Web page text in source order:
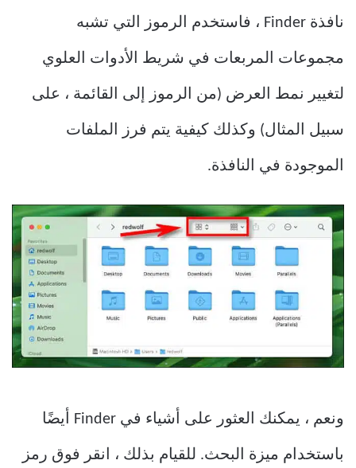
نافذة Finder ، فاستخدم الرموز التي تشبه
مجموعات المربعات في شريط الأدوات العلوي
لتغيير نمط العرض (من الرموز إلى القائمة ، على
سبيل المثال) وكذلك كيفية يتم فرز الملفات
الموجودة في النافذة.
ونعم ، يمكنك العثور على أشياء في Finder أيضًا
باستخدام ميزة البحث. للقيام بذلك ، انقر فوق رمز